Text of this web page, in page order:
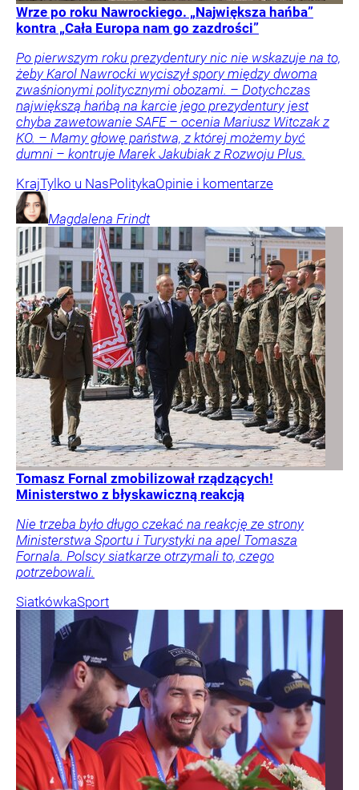
Wrze po roku Nawrockiego. „Największa hańba”
kontra „Cała Europa nam go zazdrości”
Po pierwszym roku prezydentury nic nie wskazuje na to,
żeby Karol Nawrocki wyciszył spory między dwoma
zwaśnionymi politycznymi obozami. – Dotychczas
największą hańbą na karcie jego prezydentury jest
chyba zawetowanie SAFE – ocenia Mariusz Witczak z
KO. – Mamy głowę państwa, z której możemy być
dumni – kontruje Marek Jakubiak z Rozwoju Plus.
KrajTylko u NasPolitykaOpinie i komentarze
Magdalena Frindt
Tomasz Fornal zmobilizował rządzących!
Ministerstwo z błyskawiczną reakcją
Nie trzeba było długo czekać na reakcję ze strony
Ministerstwa Sportu i Turystyki na apel Tomasza
Fornala. Polscy siatkarze otrzymali to, czego
potrzebowali.
SiatkówkaSport